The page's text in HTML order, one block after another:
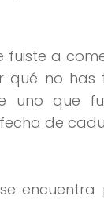
fuiste a
no has
uno que
de
encuentra